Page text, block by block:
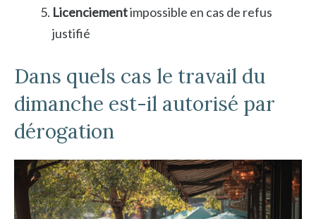
Licenciementimpossible en cas de refus
justifié
Dans quels cas le travail du
dimanche est-il autorisé par
dérogation